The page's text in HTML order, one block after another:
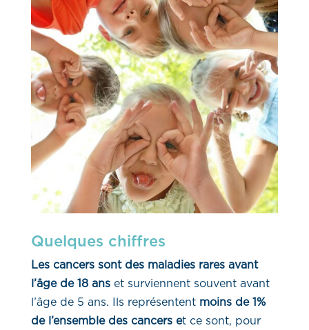
Quelques chiffres
Les cancers sont des maladies rares avant
l’âge de 18 ans et surviennent souvent avant
l’âge de 5 ans. Ils représentent moins de 1%
de l’ensemble des cancers et ce sont, pour